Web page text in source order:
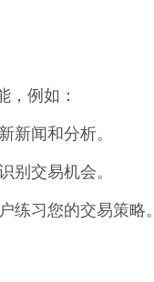
，例如：
新闻和分析。
别交易机会。
练习您的交易策略。